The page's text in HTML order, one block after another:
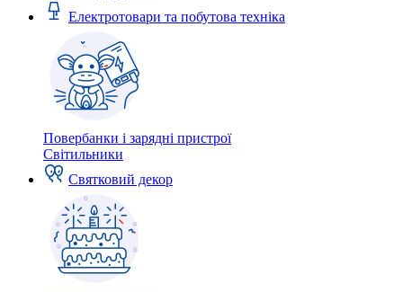
Електротовари та побутова техніка
Повербанки і зарядні пристрої
Світильники
Святковий декор